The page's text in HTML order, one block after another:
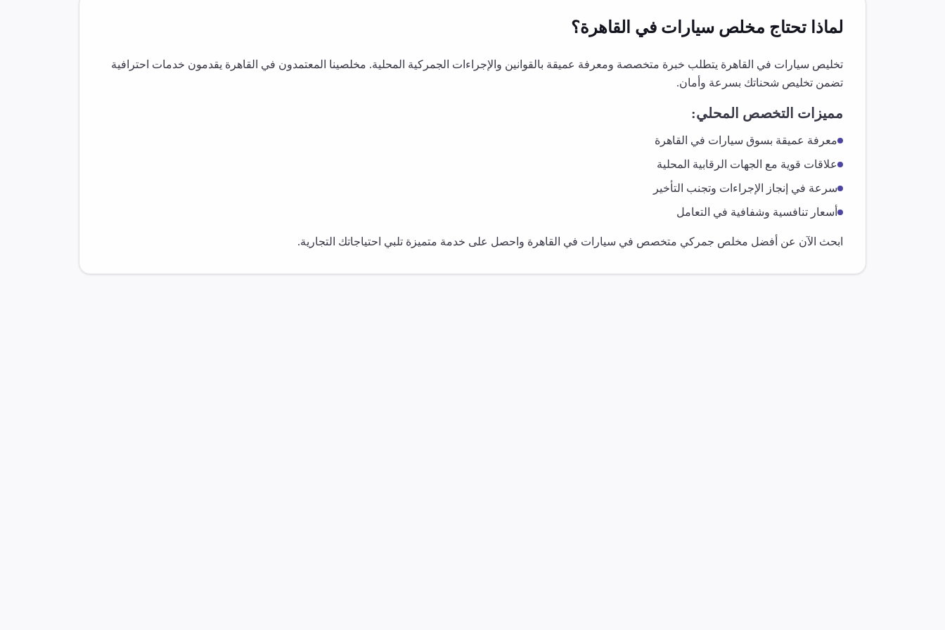
لماذا تحتاج مخلص سيارات في القاهرة؟
تخليص سيارات في القاهرة يتطلب خبرة متخصصة ومعرفة عميقة بالقوانين والإجراءات الجمركية المحلية. مخلصينا المعتمدون في القاهرة يقدمون خدمات احترافية
تضمن تخليص شحناتك بسرعة وأمان.
مميزات التخصص المحلي:
معرفة عميقة بسوق سيارات في القاهرة
علاقات قوية مع الجهات الرقابية المحلية
سرعة في إنجاز الإجراءات وتجنب التأخير
أسعار تنافسية وشفافية في التعامل
ابحث الآن عن أفضل مخلص جمركي متخصص في سيارات في القاهرة واحصل على خدمة متميزة تلبي احتياجاتك التجارية.